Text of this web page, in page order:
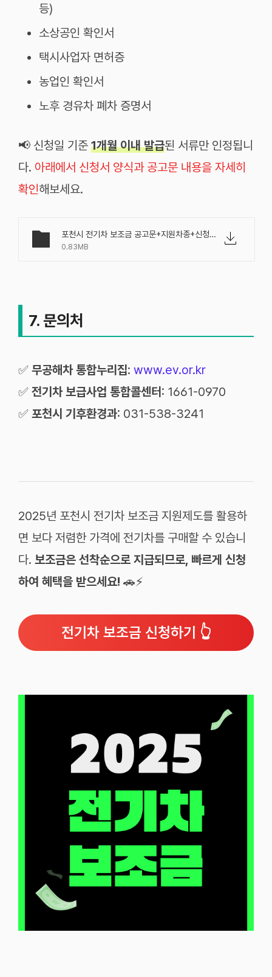
등)
소상공인 확인서
택시사업자 면허증
농업인 확인서
노후 경유차 폐차 증명서
📢 신청일 기준 1개월 이내 발급된 서류만 인정됩니
다. 아래에서 신청서 양식과 공고문 내용을 자세히
확인해보세요.
포천시 전기차 보조금 공고문+지원차종+신청서양식.pdf
0.83MB
7. 문의처
✅ 무공해차 통합누리집: www.ev.or.kr
✅ 전기차 보급사업 통합콜센터 : 1661-0970
✅ 포천시 기후환경과: 031-538-3241
2025년 포천시 전기차 보조금 지원제도를 활용하
면 보다 저렴한 가격에 전기차를 구매할 수 있습니
다. 보조금은 선착순으로 지급되므로, 빠르게 신청
하여 혜택을 받으세요! 🚗⚡
전기차 보조금 신청하기 👆